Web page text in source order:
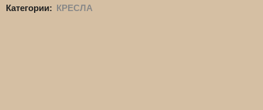
Категории:
КРЕСЛА